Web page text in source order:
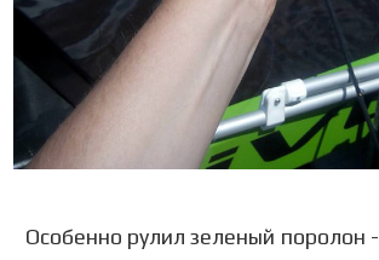
Особенно рулил зеленый поролон -